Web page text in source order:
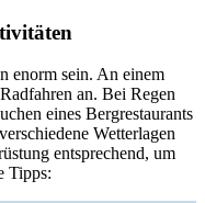
enorm sein. An einem
an. Bei Regen
eines Bergrestaurants
Wetterlagen
entsprechend, um
Tipps: